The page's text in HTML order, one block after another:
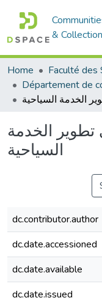
&
Home
الخدمة
السياحية
dc.contributor.author
dc.date.accessioned
dc.date.available
dc.date.issued